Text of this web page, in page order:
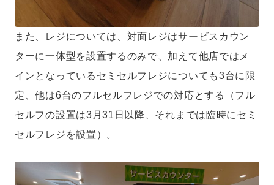
また、レジについては、対面レジはサービスカウン
ターに一体型を設置するのみで、加えて他店ではメ
インとなっているセミセルフレジについても3台に限
定、他は6台のフルセルフレジでの対応とする（フル
セルフの設置は3月31日以降、それまでは臨時にセミ
セルフレジを設置）。